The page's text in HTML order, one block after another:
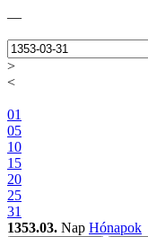
—
>
<
01
05
10
15
20
25
31
1353.03. Nap Hónapok